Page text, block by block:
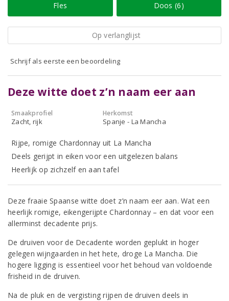
Fles Doos (6)
Op verlanglijst
Schrijf als eerste een beoordeling
Deze witte doet z’n naam eer aan
Smaakprofiel
Zacht, rijk
Herkomst
Spanje - La Mancha
Rijpe, romige Chardonnay uit La Mancha
Deels gerijpt in eiken voor een uitgelezen balans
Heerlijk op zichzelf en aan tafel
Deze fraaie Spaanse witte doet z’n naam eer aan. Wat een
heerlijk romige, eikengerijpte Chardonnay – en dat voor een
allerminst decadente prijs.
De druiven voor de Decadente worden geplukt in hoger
gelegen wijngaarden in het hete, droge La Mancha. Die
hogere ligging is essentieel voor het behoud van voldoende
frisheid in de druiven.
Na de pluk en de vergisting rijpen de druiven deels in